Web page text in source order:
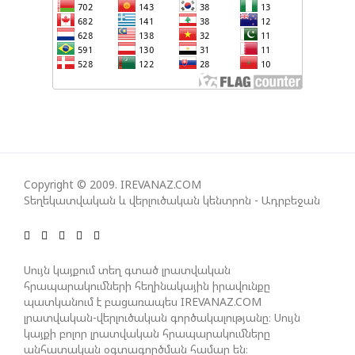
ՀԱՅԱՑՔ ՀԱՅԱՍՏԱՆԻՑ. ՈՐՔԱ՞Ն ԲԱՐՁՐ ԵՆ TRIPP-Ի
ԿՅԱՆՔԻ ԿՈՉՄԱՆ ՇԱՆՍԵՐՆ ԱՅՍ ՊԱՀԻՆ
ԳՈՐԾՈՒՆԵՈՒԹՅՈՒՆ ԱԴՐԲԵՋԱՆՈՒՄ ԱՆՕՐԻՆԱԿԱՆ
Է ՃԱՆԱՉՎԵԼ
ՆԱԽԱԳԱՀ ԻԼՀԱՄ ԱԼԻԵՎԸ ՇՆՈՐՀԱՎՈՐԵԼ Է ԻՐ
ՄԱԼԴԻՎՑԻ ԳՈՐԾԸՆԿԵՐ ՄՈՀԱՄՄԵԴ ՄՈՒԻԶԱՅԻՆ.
«ՄԵՆՔ ԳՈՀ ԵՆՔ ԱԴՐԲԵՋԱՆԻ ԵՎ ՄԱԼԴԻՎՆԵՐԻ
ՄԻՋԵՎ ՀԱՐԱԲԵՐՈՒԹՅՈՒՆՆԵՐԻ ԴԻՆԱՄԻԿ
ԶԱՐԳԱՑՈՒՄԻՑ»
Copyright © 2009. IREVANAZ.COM
Տեղեկատվական և վերլուծական կենտրոն - Ադրբեջան
Սույն կայքում տեղ գտած լրատվական
հրապարակումների հեղինակային իրավունքը
պատկանում է բացառապես IREVANAZ.COM
լրատվական-վերլուծական գործակալությանը։ Սույն
կայքի բոլոր լրատվական հրապարակումները
անհատական օգտագործման համար են։